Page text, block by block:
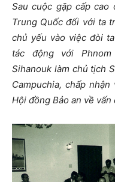
Sau cuộc gặp cấp
Trung Quốc đối với ta
chủ yếu vào việc đòi
tác động với
Sihanouk làm chủ tịch
Campuchia, chấp
Hội đồng Bảo an về vấn